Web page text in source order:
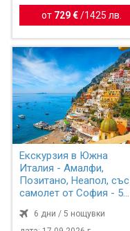
от 729 € / 1425 лв.
Екскурзия в Южна
Италия - Амалфи,
Позитано, Неапол, със
самолет от София - 5
6 дни / 5 нощувки